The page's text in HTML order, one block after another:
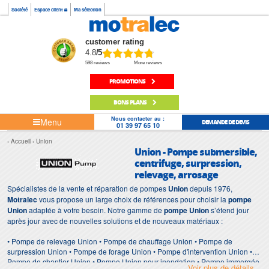
Société Espace client Ma sélection
customer rating
4.8/5
598 reviews More reviews
PROMOTIONS
BONS PLANS
Menu Nous contacter au :
01 39 97 65 10 DEMANDE DE DEVIS
Accueil Union
Union - Pompe submersible,
centrifuge, surpression,
relevage, arrosage
Spécialistes de la vente et réparation de pompesUniondepuis 1976,
Motralecvous propose un large choix de références pour choisir la pompe
Unionadaptée à votre besoin. Notre gamme depompe Unions’étend jour
après jour avec de nouvelles solutions et de nouveaux matériaux :
• Pompe de relevage Union • Pompe de chauffage Union • Pompe de
surpression Union • Pompe de forage Union • Pompe d'intervention Union •
Pompe de chantier Union • Pompe Union pour inondation • Pompe immergée